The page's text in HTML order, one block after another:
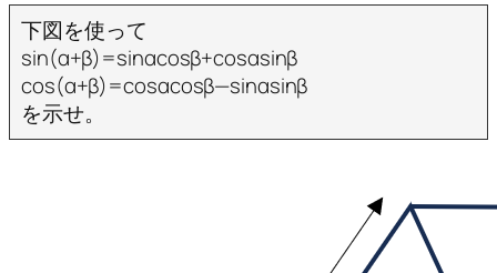
下図を使って
sin(α+β)=sinαcosβ+cosαsinβ
cos(α+β)=cosαcosβ—sinαsinβ
を示せ。